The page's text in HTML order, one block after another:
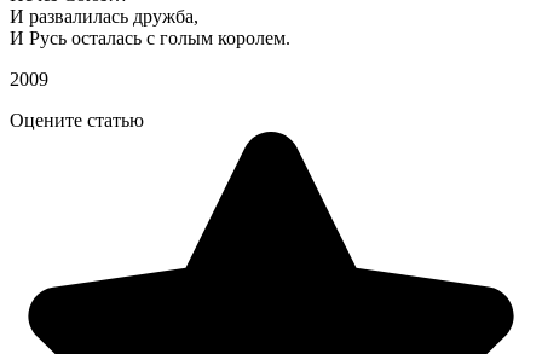
И развалилась дружба,
И Русь осталась с голым королем.
2009
Оцените статью